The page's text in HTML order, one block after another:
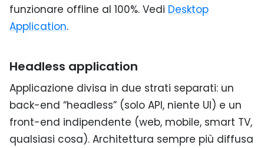
funzionare offline al 100%. Vedi Desktop
Application.
Headless application
Applicazione divisa in due strati separati: un
back-end “headless” (solo API, niente UI) e un
front-end indipendente (web, mobile, smart TV,
qualsiasi cosa). Architettura sempre più diffusa